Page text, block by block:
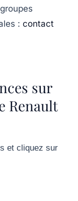
: contact
sur
Renault
et cliquez sur